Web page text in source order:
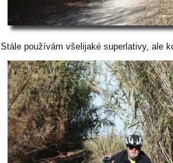
Stále používám všelijaké superlativy, ale